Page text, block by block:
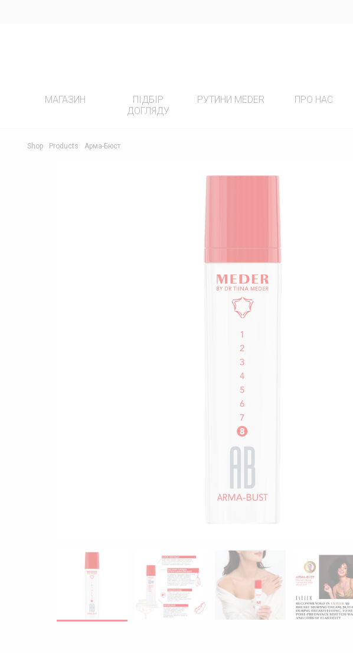
МАГАЗИН
МІМІЧНИМИ ЗМОРШКАМИ
ПОЧЕРВОНІННЯМ
ДОГЛЯД ЗА ЗРІЛОЮ ШКІРОЮ
ДОГЛЯД ЗА НАБРЯКЛИМ
ПІДБІР
ДОГЛЯДУ
РУТИНИ MEDER ПРО НАС
Shop Products Арма-Бюст
стійкий
свідомий бізнес